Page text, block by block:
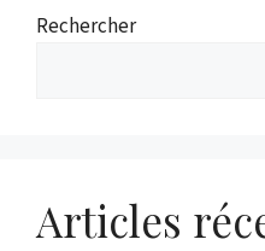
Rechercher
Articles